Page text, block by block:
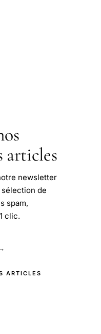
articles
newsletter
de
spam,
clic.
ARTICLES